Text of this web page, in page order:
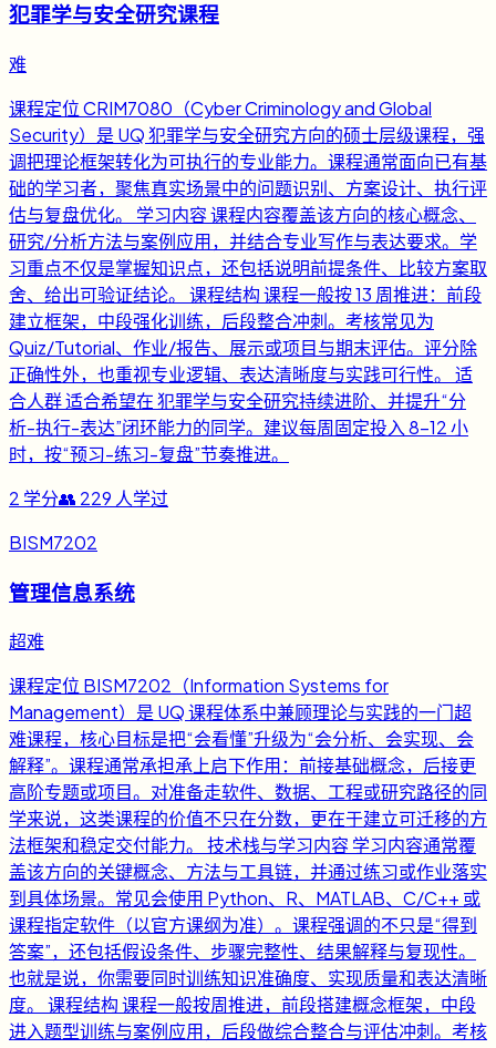
犯罪学与安全研究课程
难
课程定位 CRIM7080（Cyber Criminology and Global
Security）是 UQ 犯罪学与安全研究方向的硕士层级课程，强
调把理论框架转化为可执行的专业能力。课程通常面向已有基
础的学习者，聚焦真实场景中的问题识别、方案设计、执行评
估与复盘优化。 学习内容 课程内容覆盖该方向的核心概念、
研究/分析方法与案例应用，并结合专业写作与表达要求。学
习重点不仅是掌握知识点，还包括说明前提条件、比较方案取
舍、给出可验证结论。 课程结构 课程一般按 13 周推进：前段
建立框架，中段强化训练，后段整合冲刺。考核常见为
Quiz/Tutorial、作业/报告、展示或项目与期末评估。评分除
正确性外，也重视专业逻辑、表达清晰度与实践可行性。 适
合人群 适合希望在 犯罪学与安全研究持续进阶、并提升“分
析-执行-表达”闭环能力的同学。建议每周固定投入 8-12 小
时，按“预习-练习-复盘”节奏推进。
2 学分👥 229 人学过
BISM7202
管理信息系统
超难
课程定位 BISM7202（Information Systems for
Management）是 UQ 课程体系中兼顾理论与实践的一门超
难课程，核心目标是把“会看懂”升级为“会分析、会实现、会
解释”。课程通常承担承上启下作用：前接基础概念，后接更
高阶专题或项目。对准备走软件、数据、工程或研究路径的同
学来说，这类课程的价值不只在分数，更在于建立可迁移的方
法框架和稳定交付能力。 技术栈与学习内容 学习内容通常覆
盖该方向的关键概念、方法与工具链，并通过练习或作业落实
到具体场景。常见会使用 Python、R、MATLAB、C/C++ 或
课程指定软件（以官方课纲为准）。课程强调的不只是“得到
答案”，还包括假设条件、步骤完整性、结果解释与复现性。
也就是说，你需要同时训练知识准确度、实现质量和表达清晰
度。 课程结构 课程一般按周推进，前段搭建概念框架，中段
进入题型训练与案例应用，后段做综合整合与评估冲刺。考核